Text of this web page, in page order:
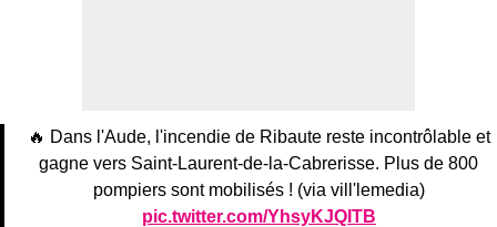
🔥 Dans l'Aude, l'incendie de Ribaute reste incontrôlable et
gagne vers Saint-Laurent-de-la-Cabrerisse. Plus de 800
pompiers sont mobilisés ! (via vill'lemedia)
pic.twitter.com/YhsyKJQITB